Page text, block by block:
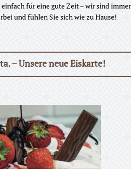
einfach für eine gute Zeit – wir sind immer
und fühlen Sie sich wie zu Hause!
– Unsere neue Eiskarte!